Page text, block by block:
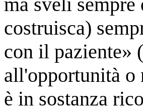
costruisca)
con il paziente»
all'opportunità o
è in sostanza